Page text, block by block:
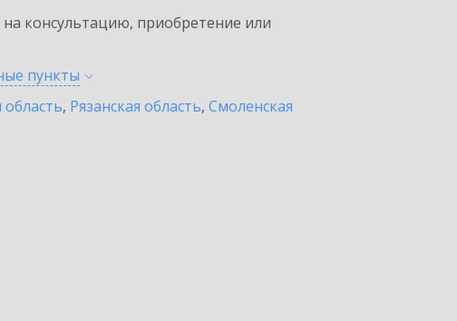
консультацию, приобретение или
пункты
область, Рязанская область, Смоленская